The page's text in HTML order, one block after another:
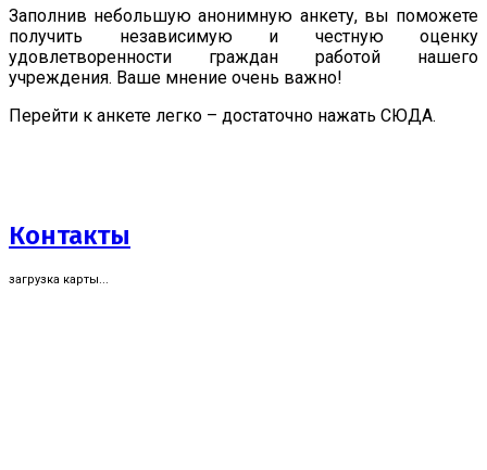
Заполнив небольшую анонимную анкету, вы поможете
получить независимую и честную оценку
удовлетворенности граждан работой нашего
учреждения. Ваше мнение очень важно!
Перейти к анкете легко – достаточно нажать СЮДА.
Контакты
загрузка карты...